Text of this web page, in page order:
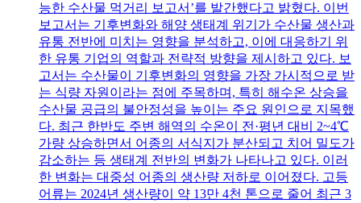
능한 수산물 먹거리 보고서’를 발간했다고 밝혔다. 이번
보고서는 기후변화와 해양 생태계 위기가 수산물 생산과
유통 전반에 미치는 영향을 분석하고, 이에 대응하기 위
한 유통 기업의 역할과 전략적 방향을 제시하고 있다. 보
고서는 수산물이 기후변화의 영향을 가장 가시적으로 받
는 식량 자원이라는 점에 주목하며, 특히 해수온 상승을
수산물 공급의 불안정성을 높이는 주요 원인으로 지목했
다. 최근 한반도 주변 해역의 수온이 전·평년 대비 2~4℃
가량 상승하면서 어종의 서식지가 분산되고 치어 밀도가
감소하는 등 생태계 전반의 변화가 나타나고 있다. 이러
한 변화는 대중성 어종의 생산량 저하로 이어졌다. 고등
어류는 2024년 생산량이 약 13만 4천 톤으로 줄어 최근 3